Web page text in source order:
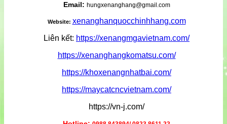
Email: hungxenanghang@gmail.com
Website: xenanghanquocchinhhang.com
Liên kết: https://xenangmgavietnam.com/
https://xenanghangkomatsu.com/
https://khoxenangnhatbai.com/
https://maycatcncvietnam.com/
https://vn-j.com/